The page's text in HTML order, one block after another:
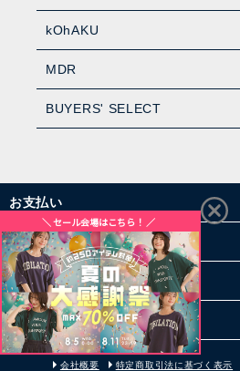
kOhAKU
MDR
BUYERS' SELECT
お支払い
配送・送料
お買い物について
その他
会社概要 特定商取引法に基づく表示